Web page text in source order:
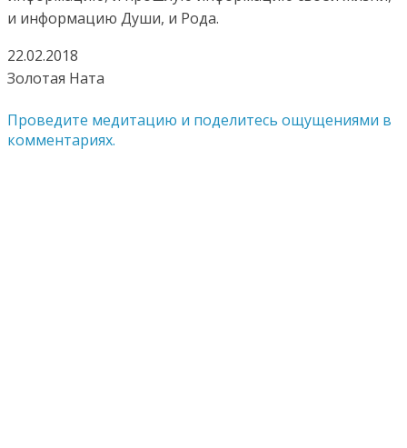
и информацию Души, и Рода.
22.02.2018
Золотая Ната
Проведите медитацию и поделитесь ощущениями в
комментариях.